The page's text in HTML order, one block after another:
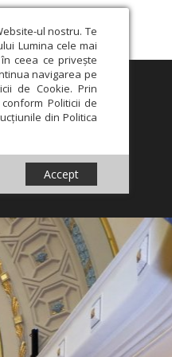
ul nostru. Te
Lumina cele mai
ceea ce privește
navigarea pe
de Cookie. Prin
Politicii de
din Politica
Accept